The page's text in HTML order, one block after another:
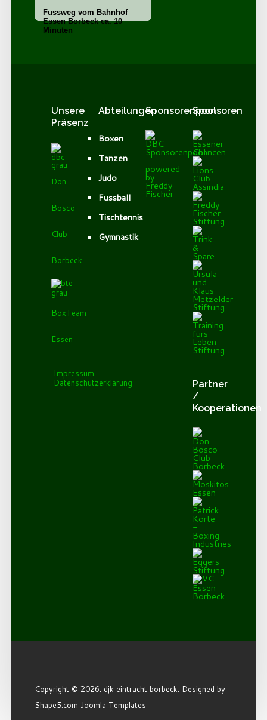
Fussweg vom Bahnhof
Essen Borbeck ca. 10
Minuten
Unsere
Präsenz
Don
Bosco
Club
Borbeck
BoxTeam
Essen
Impressum
Datenschutzerklärung
Abteilungen
Boxen
Tanzen
Judo
Fussball
Tischtennis
Gymnastik
SponsorenpoolSponsoren
Partner
/
Kooperationen
Copyright © 2026. djk eintracht borbeck. Designed by
Shape5.com Joomla Templates